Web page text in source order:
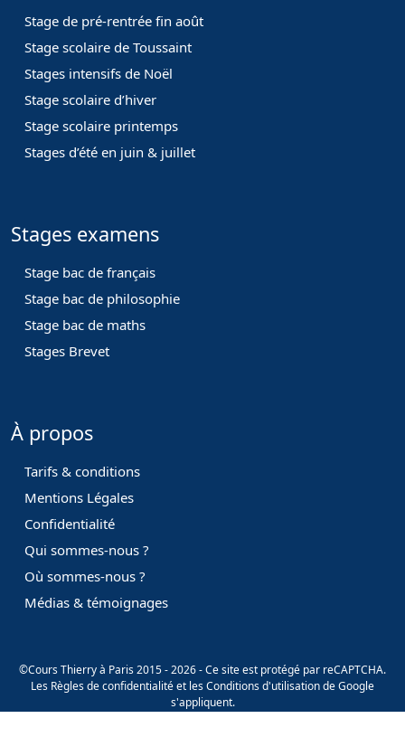
Stage de pré-rentrée fin août
Stage scolaire de Toussaint
Stages intensifs de Noël
Stage scolaire d’hiver
Stage scolaire printemps
Stages d’été en juin & juillet
Stages examens
Stage bac de français
Stage bac de philosophie
Stage bac de maths
Stages Brevet
À propos
Tarifs & conditions
Mentions Légales
Confidentialité
Qui sommes-nous ?
Où sommes-nous ?
Médias & témoignages
©Cours Thierry à Paris 2015 - 2026 - Ce site est protégé par reCAPTCHA.
Les Règles de confidentialitéet lesConditions d'utilisationde Google
s'appliquent.